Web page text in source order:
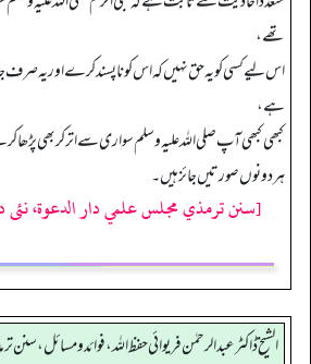
تھے،
اس لیے کسی کو یہ حق نہیں کہ اس کو نا پسند کرے اور یہ
ہے،
کبھی کبھی آپ صلی اللہ علیہ وسلم سواری سے اتر کر بھی پڑھا
ہر دونوں صورتیں جائز ہیں۔
[سنن ترمذي مجلس علمي دار الدعوة،
الشیخ ڈاکٹر عبد الرحمٰن فریوائی حفظ اللہ، فوائد و مسائل، سنن